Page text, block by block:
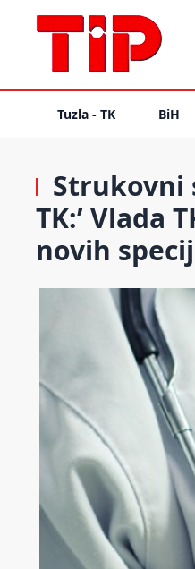
Tuzla - TK BiH
Strukovni
TK:’ Vlada
novih